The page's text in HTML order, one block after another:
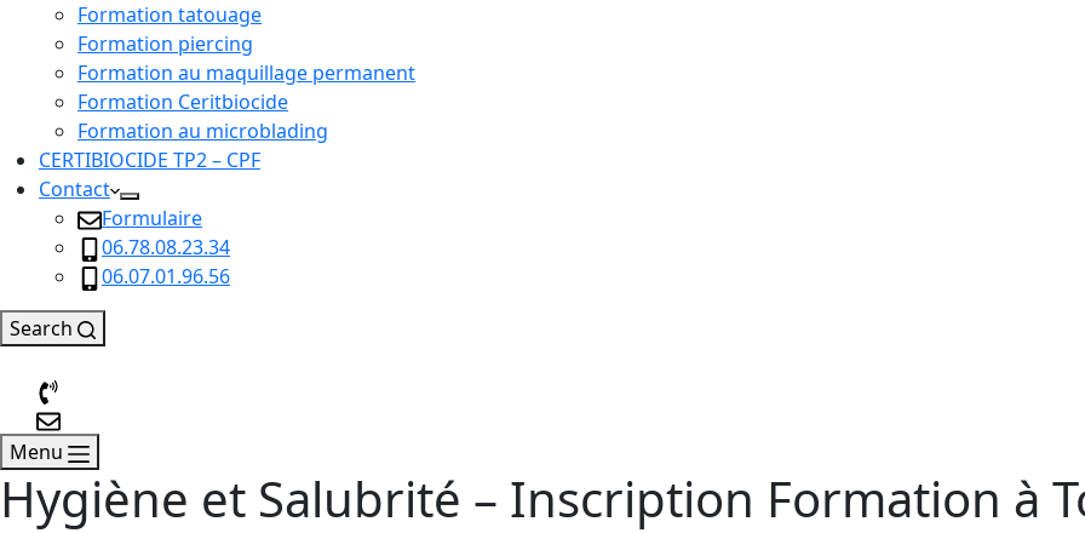
Formation tatouage
Formation piercing
Formation au maquillage permanent
Formation Ceritbiocide
Formation au microblading
CERTIBIOCIDE TP2 – CPF
Contact
Formulaire
06.78.08.23.34
06.07.01.96.56
Search
Menu
Hygiène et Salubrité – Inscription Formation à